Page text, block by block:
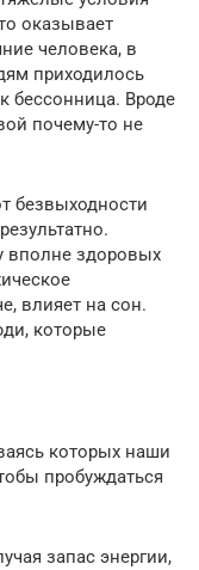
оказывает
человека, в
приходилось
бессонница. Вроде
почему-то не
безвыходности
вполне здоровых
влияет на сон.
которые
которых наши
пробуждаться
запас энергии,